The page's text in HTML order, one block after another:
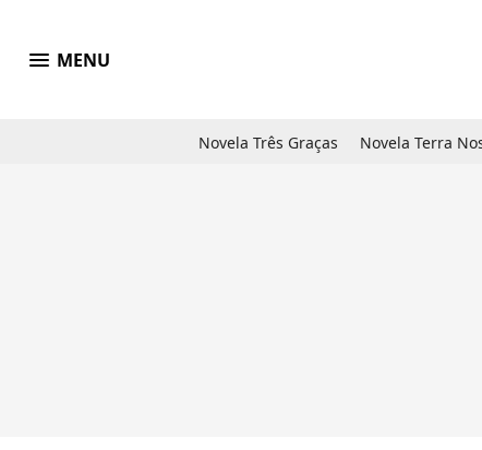
menu MENU
Novela Três Graças Novela Terra